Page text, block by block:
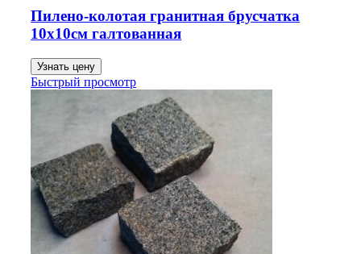
Пилено-колотая гранитная брусчатка
10х10см галтованная
Узнать цену
Быстрый просмотр